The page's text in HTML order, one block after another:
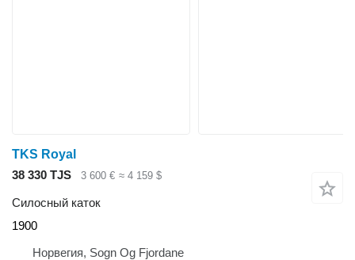
TKS Royal
38 330 TJS
3 600 € ≈ 4 159 $
Силосный каток
1900
Норвегия, Sogn Og Fjordane